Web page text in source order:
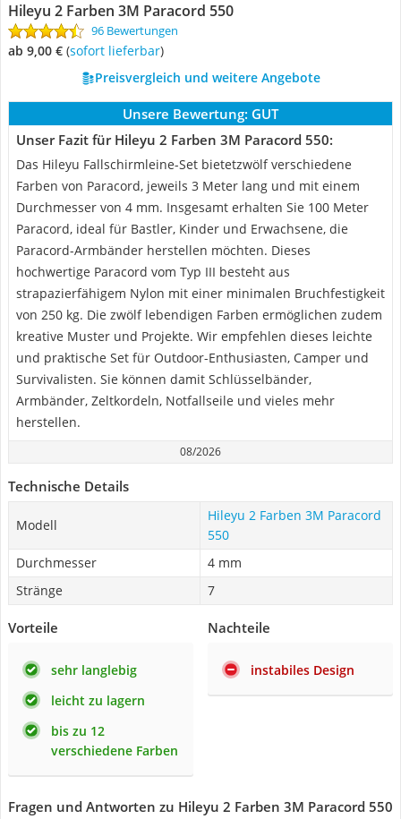
Hileyu 2 Farben 3M Paracord 550
96 Bewertungen
ab 9,00 € ( Sofort lieferbar)
Preisvergleich und weitere Angebote
Unsere Bewertung: GUT
Unser Fazit für Hileyu 2 Farben 3M Paracord 550:
Das Hileyu Fallschirmleine-Set bietetzwölf verschiedene
Farben von Paracord, jeweils 3 Meter lang und mit einem
Durchmesser von 4 mm. Insgesamt erhalten Sie 100 Meter
Paracord, ideal für Bastler, Kinder und Erwachsene, die
Paracord-Armbänder herstellen möchten. Dieses
hochwertige Paracord vom Typ III besteht aus
strapazierfähigem Nylon mit einer minimalen Bruchfestigkeit
von 250 kg. Die zwölf lebendigen Farben ermöglichen zudem
kreative Muster und Projekte. Wir empfehlen dieses leichte
und praktische Set für Outdoor-Enthusiasten, Camper und
Survivalisten. Sie können damit Schlüsselbänder,
Armbänder, Zeltkordeln, Notfallseile und vieles mehr
herstellen.
08/2026
Technische Details
Modell
Hileyu 2 Farben 3M Paracord
550
Durchmesser
4 mm
Stränge
7
Vorteile
sehr langlebig
leicht zu lagern
bis zu 12
verschiedene Farben
Nachteile
instabiles Design
Fragen und Antworten zu Hileyu 2 Farben 3M Paracord 550